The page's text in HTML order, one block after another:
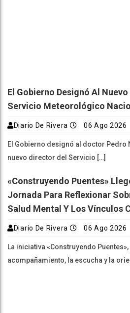
El Gobierno Designó Al Nuevo
Servicio Meteorológico
Diario De Rivera 06 Ago 2026
El Gobierno designó al doctor Pedro
nuevo director del Servicio […]
«Construyendo Puentes»
Jornada Para Reflexionar
Salud Mental Y Los Vínculos
Diario De Rivera 06 Ago 2026
La iniciativa «Construyendo
acompañamiento, la escucha y la